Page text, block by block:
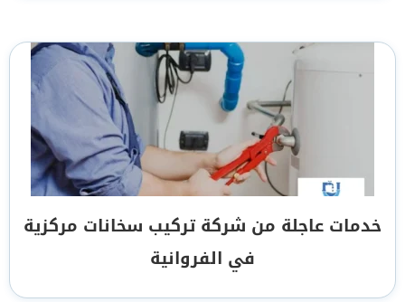
خدمات عاجلة من شركة تركيب سخانات مركزية
في الفروانية‏